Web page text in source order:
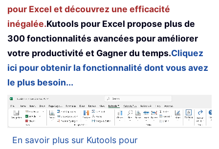
pour Excel et découvrez une efficacité
inégalée.Kutools pour Excel propose plus de
300 fonctionnalités avancées pour améliorer
votre productivité et Gagner du temps.Cliquez
ici pour obtenir la fonctionnalité dont vous avez
le plus besoin...
En savoir plus sur Kutools pour